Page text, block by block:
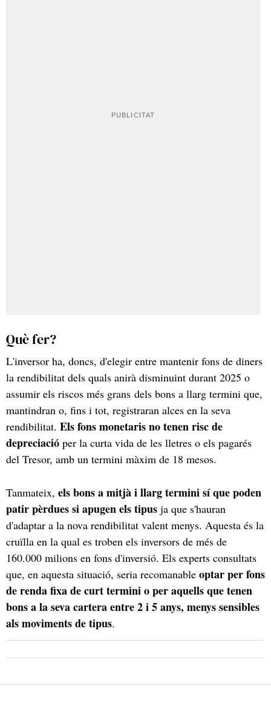
Què fer?
L'inversor ha, doncs, d'elegir entre mantenir fons de diners
la rendibilitat dels quals anirà disminuint durant 2025 o
assumir els riscos més grans dels bons a llarg termini que,
mantindran o, fins i tot, registraran alces en la seva
rendibilitat. Els fons monetaris no tenen risc de
depreciació per la curta vida de les lletres o els pagarés
del Tresor, amb un termini màxim de 18 mesos.
Tanmateix, els bons a mitjà i llarg termini sí que poden
patir pèrdues si apugen els tipus ja que s'hauran
d'adaptar a la nova rendibilitat valent menys. Aquesta és la
cruïlla en la qual es troben els inversors de més de
160.000 milions en fons d'inversió. Els experts consultats
que, en aquesta situació, seria recomanable optar per fons
de renda fixa de curt termini o per aquells que tenen
bons a la seva cartera entre 2 i 5 anys, menys sensibles
als moviments de tipus.